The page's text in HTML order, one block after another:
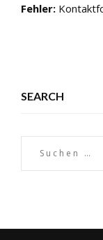
Fehler:
SEARCH